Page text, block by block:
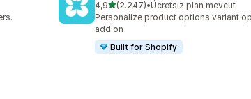
4,95 yıldız üzerinden
(2.247)
toplam 2247 değerlendirme
•Ücretsiz plan mevcut
Personalize product options variant
add on
Built for Shopify